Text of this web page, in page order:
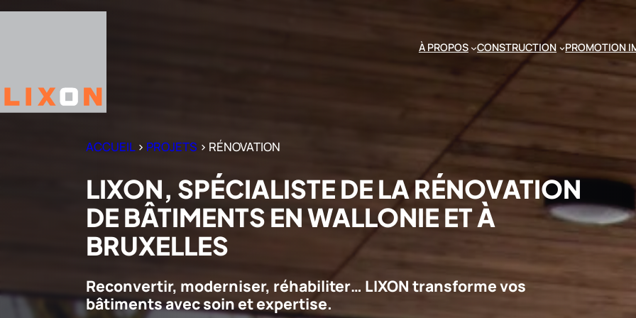
Aller
À PROPOS CONSTRUCTION PROMOTION
ACCUEIL> PROJETS > RÉNOVATION
LIXON, SPÉCIALISTE DE LA RÉNOVATION
DE BÂTIMENTS EN WALLONIE ET À
BRUXELLES
Reconvertir, moderniser, réhabiliter… LIXON transforme vos
bâtiments avec soin et expertise.